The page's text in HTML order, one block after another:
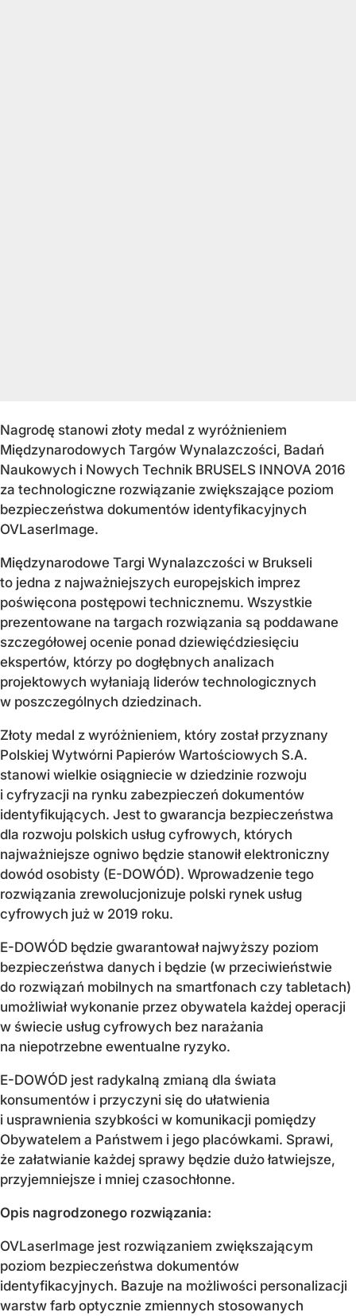
Nagrodę stanowi złoty medal z wyróżnieniem
Międzynarodowych Targów Wynalazczości, Badań
Naukowych i Nowych Technik BRUSELS INNOVA 2016
za technologiczne rozwiązanie zwiększające poziom
bezpieczeństwa dokumentów identyfikacyjnych
OVLaserImage.
Międzynarodowe Targi Wynalazczości w Brukseli
to jedna z najważniejszych europejskich imprez
poświęcona postępowi technicznemu. Wszystkie
prezentowane na targach rozwiązania są poddawane
szczegółowej ocenie ponad dziewięćdziesięciu
ekspertów, którzy po dogłębnych analizach
projektowych wyłaniają liderów technologicznych
w poszczególnych dziedzinach.
Złoty medal z wyróżnieniem, który został przyznany
Polskiej Wytwórni Papierów Wartościowych S.A.
stanowi wielkie osiągniecie w dziedzinie rozwoju
i cyfryzacji na rynku zabezpieczeń dokumentów
identyfikujących. Jest to gwarancja bezpieczeństwa
dla rozwoju polskich usług cyfrowych, których
najważniejsze ogniwo będzie stanowił elektroniczny
dowód osobisty (E-DOWÓD). Wprowadzenie tego
rozwiązania zrewolucjonizuje polski rynek usług
cyfrowych już w 2019 roku.
E-DOWÓD będzie gwarantował najwyższy poziom
bezpieczeństwa danych i będzie (w przeciwieństwie
do rozwiązań mobilnych na smartfonach czy tabletach)
umożliwiał wykonanie przez obywatela każdej operacji
w świecie usług cyfrowych bez narażania
na niepotrzebne ewentualne ryzyko.
E-DOWÓD jest radykalną zmianą dla świata
konsumentów i przyczyni się do ułatwienia
i usprawnienia szybkości w komunikacji pomiędzy
Obywatelem a Państwem i jego placówkami. Sprawi,
że załatwianie każdej sprawy będzie dużo łatwiejsze,
przyjemniejsze i mniej czasochłonne.
Opis nagrodzonego rozwiązania:
OVLaserImage jest rozwiązaniem zwiększającym
poziom bezpieczeństwa dokumentów
identyfikacyjnych. Bazuje na możliwości personalizacji
warstw farb optycznie zmiennych stosowanych